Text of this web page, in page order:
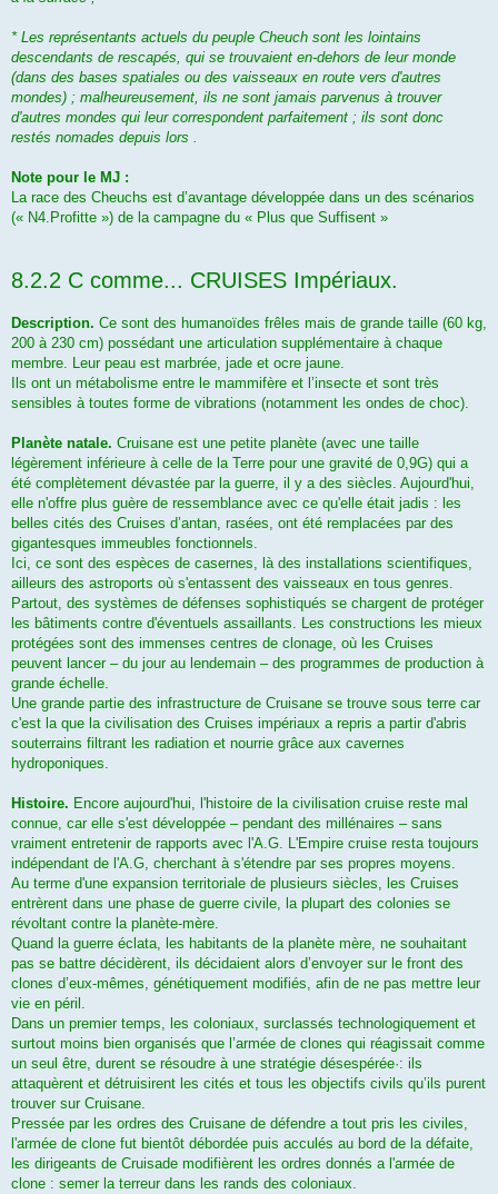
* Les représentants actuels du peuple Cheuch sont les lointains
descendants de rescapés, qui se trouvaient en-dehors de leur monde
(dans des bases spatiales ou des vaisseaux en route vers d'autres
mondes) ; malheureusement, ils ne sont jamais parvenus à trouver
d'autres mondes qui leur correspondent parfaitement ; ils sont donc
restés nomades depuis lors .
Note pour le MJ :
La race des Cheuchs est d’avantage développée dans un des scénarios
(« N4.Profitte ») de la campagne du « Plus que Suffisent »
8.2.2 C comme... CRUISES Impériaux.
Description. Ce sont des humanoïdes frêles mais de grande taille (60 kg,
200 à 230 cm) possédant une articulation supplémentaire à chaque
membre. Leur peau est marbrée, jade et ocre jaune.
Ils ont un métabolisme entre le mammifère et l’insecte et sont très
sensibles à toutes forme de vibrations (notamment les ondes de choc).
Planète natale. Cruisane est une petite planète (avec une taille
légèrement inférieure à celle de la Terre pour une gravité de 0,9G) qui a
été complètement dévastée par la guerre, il y a des siècles. Aujourd'hui,
elle n'offre plus guère de ressemblance avec ce qu'elle était jadis : les
belles cités des Cruises d’antan, rasées, ont été remplacées par des
gigantesques immeubles fonctionnels.
Ici, ce sont des espèces de casernes, là des installations scientifiques,
ailleurs des astroports où s'entassent des vaisseaux en tous genres.
Partout, des systèmes de défenses sophistiqués se chargent de protéger
les bâtiments contre d'éventuels assaillants. Les constructions les mieux
protégées sont des immenses centres de clonage, où les Cruises
peuvent lancer – du jour au lendemain – des programmes de production à
grande échelle.
Une grande partie des infrastructure de Cruisane se trouve sous terre car
c'est la que la civilisation des Cruises impériaux a repris a partir d'abris
souterrains filtrant les radiation et nourrie grâce aux cavernes
hydroponiques.
Histoire. Encore aujourd'hui, l'histoire de la civilisation cruise reste mal
connue, car elle s'est développée – pendant des millénaires – sans
vraiment entretenir de rapports avec l'A.G. L'Empire cruise resta toujours
indépendant de l'A.G, cherchant à s'étendre par ses propres moyens.
Au terme d'une expansion territoriale de plusieurs siècles, les Cruises
entrèrent dans une phase de guerre civile, la plupart des colonies se
révoltant contre la planète-mère.
Quand la guerre éclata, les habitants de la planète mère, ne souhaitant
pas se battre décidèrent, ils décidaient alors d’envoyer sur le front des
clones d’eux-mêmes, génétiquement modifiés, afin de ne pas mettre leur
vie en péril.
Dans un premier temps, les coloniaux, surclassés technologiquement et
surtout moins bien organisés que l’armée de clones qui réagissait comme
un seul être, durent se résoudre à une stratégie désespérée·: ils
attaquèrent et détruisirent les cités et tous les objectifs civils qu’ils purent
trouver sur Cruisane.
Pressée par les ordres des Cruisane de défendre a tout pris les civiles,
l'armée de clone fut bientôt débordée puis acculés au bord de la défaite,
les dirigeants de Cruisade modifièrent les ordres donnés a l'armée de
clone : semer la terreur dans les rands des coloniaux.